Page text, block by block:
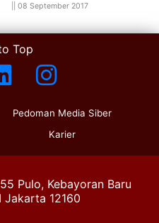
08 September 2017
Top
Pedoman Media Siber
Karier
Pulo, Kebayoran Baru
Jakarta 12160